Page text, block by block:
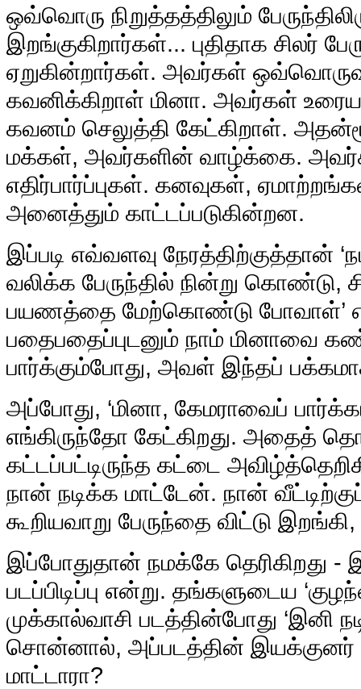
ஒவ்வொரு நிறுத்தத்திலும்
இறங்குகிறார்கள்... புதிதாக சிலர்
ஏறுகின்றார்கள். அவர்கள்
கவனிக்கிறாள் மினா. அவர்கள்
கவனம் செலுத்தி கேட்கிறாள்.
மக்கள், அவர்களின் வாழ்க்கை.
எதிர்பார்ப்புகள். கனவுகள்,
அனைத்தும் காட்டப்படுகின்றன.
இப்படி எவ்வளவு நேரத்திற்குத்தான்
வலிக்க பேருந்தில் நின்று கொண்டு,
பயணத்தை மேற்கொண்டு போவாள்’
பதைபதைப்புடனும் நாம் மினாவை
பார்க்கும்போது, அவள் இந்தப் பக்கமாக
அப்போது, ‘மினா, கேமராவைப்
எங்கிருந்தோ கேட்கிறது. அதைத்
கட்டப்பட்டிருந்த கட்டை
நான் நடிக்க மாட்டேன். நான்
கூறியவாறு பேருந்தை விட்டு
இப்போதுதான் நமக்கே தெரிகிறது -
படப்பிடிப்பு என்று. தங்களுடைய
முக்கால்வாசி படத்தின்போது ‘இனி
சொன்னால், அப்படத்தின் இயக்குனர்
மாட்டாரா?